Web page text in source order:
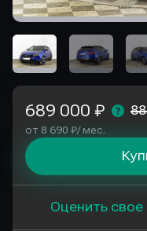
689 000 ₽
от 8 690 ₽/ мес.
Оценить свое